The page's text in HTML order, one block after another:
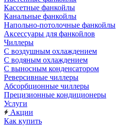
Кассетные фанкойлы
Канальные фанкойлы
Напольно-потолочные фанкойлы
Аксессуары для фанкойлов
Чиллеры
С воздушным охлаждением
С водяным охлаждением
С выносным конденсатором
Реверсивные чиллеры
Абсорбционные чиллеры
Прецизионные кондиционеры
Услуги
Акции
Как купить